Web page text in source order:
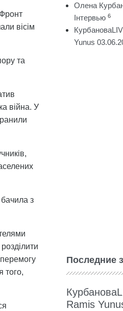
вісім
та
війна. У
з
перемогу
того,
Олена
Інтервью 6
Yunus
Последние
Ramis